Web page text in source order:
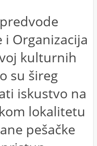
Organizacija
kulturnih
su šireg
iskustvo na
lokalitetu
pešačke